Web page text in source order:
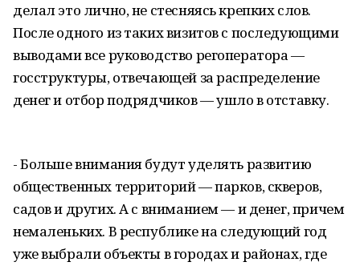
делал это лично, не стесняясь крепких слов.
После одного из таких визитов с последующими
выводами все руководство регоператора —
госструктуры, отвечающей за распределение
денег и отбор подрядчиков — ушло в отставку.
- Больше внимания будут уделять развитию
общественных территорий — парков, скверов,
садов и других. А с вниманием — и денег, причем
немаленьких. В республике на следующий год
уже выбрали объекты в городах и районах, где